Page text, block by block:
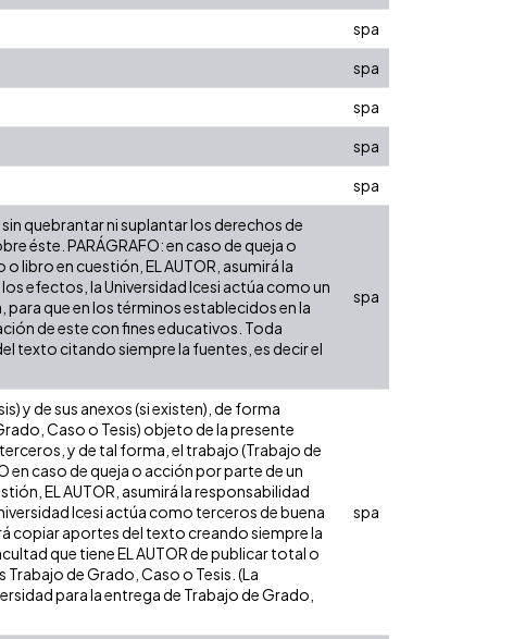
spa
spa
spa
spa
spa
quebrantar ni suplantar los derechos de
éste. PARÁGRAFO: en caso de queja o
en cuestión, EL AUTOR, asumirá la
efectos, la Universidad Icesi actúa como un
que en los términos establecidos en la
de este con fines educativos. Toda
texto citando siempre la fuentes, es decir el
spa
y de sus anexos (si existen), de forma
Caso o Tesis) objeto de la presente
y de tal forma, el trabajo (Trabajo de
en caso de queja o acción por parte de un
EL AUTOR, asumirá la responsabilidad
Icesi actúa como terceros de buena
copiar aportes del texto creando siempre la
que tiene EL AUTOR de publicar total o
de Grado, Caso o Tesis. (La
para la entrega de Trabajo de Grado,
spa